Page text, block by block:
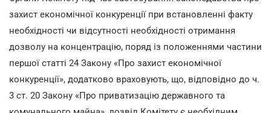
захист економічної конкуренції при встановленні факту
необхідності чи відсутності необхідності отримання
дозволу на концентрацію, поряд із положеннями частини
першої статті 24 Закону «Про захист економічної
конкуренції», додатково враховують, що, відповідно до ч.
3 ст. 20 Закону «Про приватизацію державного та